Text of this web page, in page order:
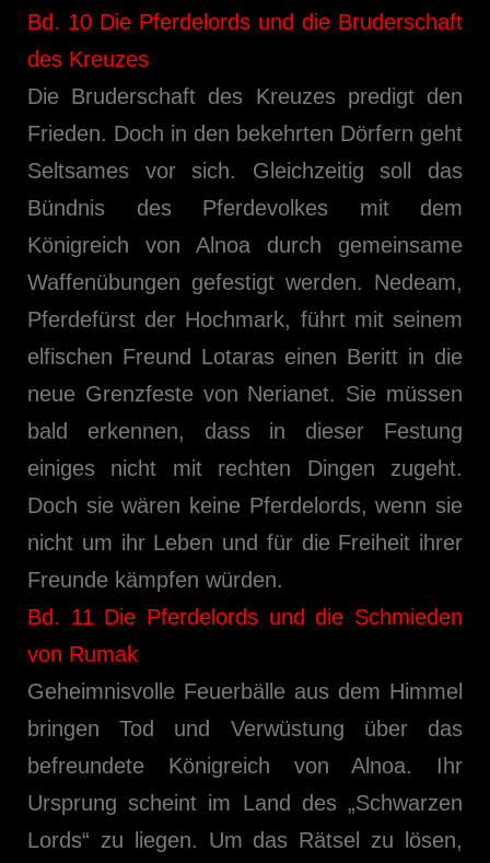
Bd. 10 Die Pferdelords und die Bruderschaft
des Kreuzes
Die Bruderschaft des Kreuzes predigt den
Frieden. Doch in den bekehrten Dörfern geht
Seltsames vor sich. Gleichzeitig soll das
Bündnis des Pferdevolkes mit dem
Königreich von Alnoa durch gemeinsame
Waffenübungen gefestigt werden. Nedeam,
Pferdefürst der Hochmark, führt mit seinem
elfischen Freund Lotaras einen Beritt in die
neue Grenzfeste von Nerianet. Sie müssen
bald erkennen, dass in dieser Festung
einiges nicht mit rechten Dingen zugeht.
Doch sie wären keine Pferdelords, wenn sie
nicht um ihr Leben und für die Freiheit ihrer
Freunde kämpfen würden.
Bd. 11 Die Pferdelords und die Schmieden
von Rumak
Geheimnisvolle Feuerbälle aus dem Himmel
bringen Tod und Verwüstung über das
befreundete Königreich von Alnoa. Ihr
Ursprung scheint im Land des „Schwarzen
Lords“ zu liegen. Um das Rätsel zu lösen,